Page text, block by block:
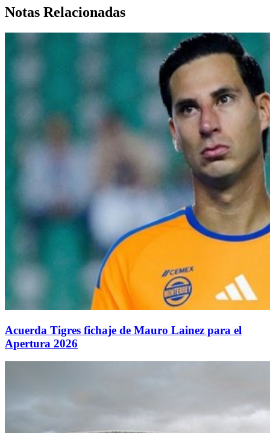
Notas Relacionadas
Acuerda Tigres fichaje de Mauro Lainez para el
Apertura 2026